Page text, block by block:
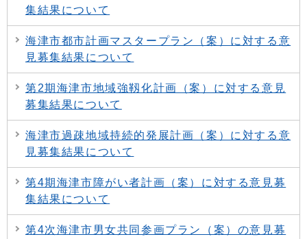
集結果について
海津市都市計画マスタープラン（案）に対する意
見募集結果について
第2期海津市地域強靱化計画（案）に対する意見
募集結果について
海津市過疎地域持続的発展計画（案）に対する意
見募集結果について
第4期海津市障がい者計画（案）に対する意見募
集結果について
第4次海津市男女共同参画プラン（案）の意見募